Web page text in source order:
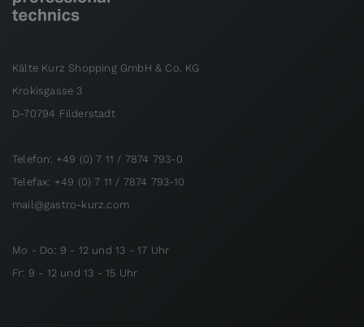
Kälte Kurz Shopping GmbH & Co. KG
Krokisgasse 3
D-70794 Filderstadt
Telefon: +49 (0) 7 11 / 7874 793-0
Telefax: +49 (0) 7 11 / 7874 793-10
mail@gastro-kurz.com
Mo - Do: 9 - 12 und 13 - 17 Uhr
Fr: 9 - 12 und 13 - 15 Uhr